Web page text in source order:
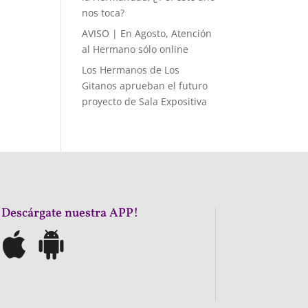
nos toca?
AVISO | En Agosto, Atención
al Hermano sólo online
Los Hermanos de Los
Gitanos aprueban el futuro
proyecto de Sala Expositiva
nuestra APP!